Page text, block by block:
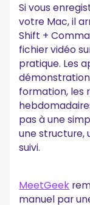
Si vous
votre Mac, il
Shift +
fichier vidéo
pratique. Les
formation, les
pas à une
une structure,
suivi.
MeetGeek
manuel par